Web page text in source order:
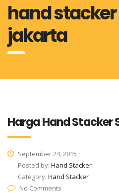
hand
jakarta
Harga Hand Stacker
September 24, 2015
Posted by: Hand Stacker
Category: Hand Stacker
No Comments